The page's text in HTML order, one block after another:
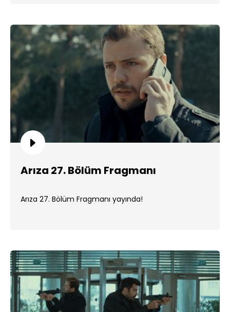
Arıza 27. Bölüm Fragmanı
Arıza 27. Bölüm Fragmanı yayında!